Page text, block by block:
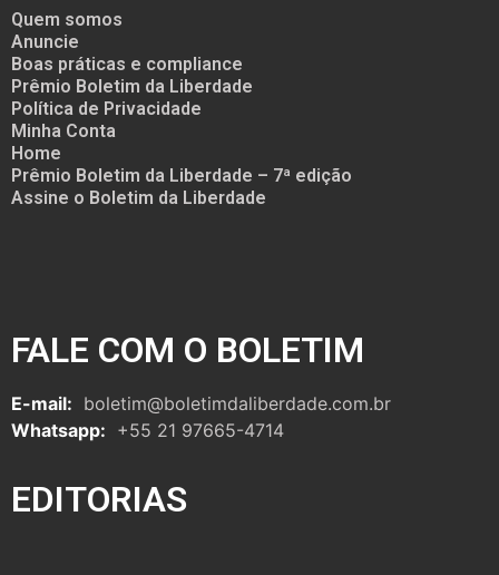
Quem somos
Anuncie
Boas práticas e compliance
Prêmio Boletim da Liberdade
Política de Privacidade
Minha Conta
Home
Prêmio Boletim da Liberdade – 7ª edição
Assine o Boletim da Liberdade
FALE COM O BOLETIM
E-mail: boletim@boletimdaliberdade.com.br
Whatsapp: +55 21 97665-4714
EDITORIAS